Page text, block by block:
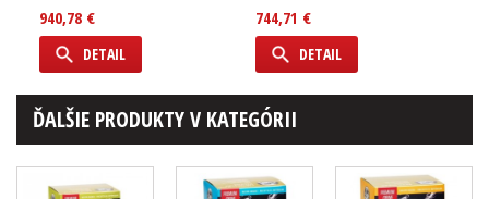
940,78 €
DETAIL
744,71 €
DETAIL
ĎALŠIE PRODUKTY V KATEGÓRII